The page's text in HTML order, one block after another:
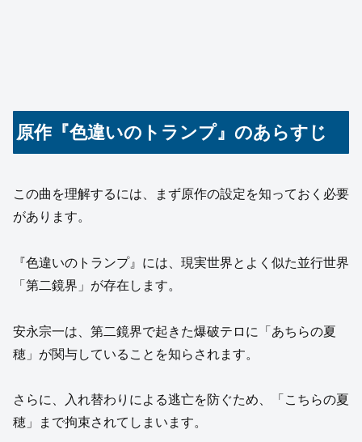
原作『色違いのトランプ』のあらすじ
この曲を理解するには、まず原作の設定を知っておく必要
があります。
『色違いのトランプ』には、現実世界とよく似た並行世界
「第二鏡界」が存在します。
安永宗一は、第二鏡界で起きた爆破テロに「あちらの夏
穂」が関与していることを知らされます。
さらに、入れ替わりによる逃亡を防ぐため、「こちらの夏
穂」まで拘束されてしまいます。